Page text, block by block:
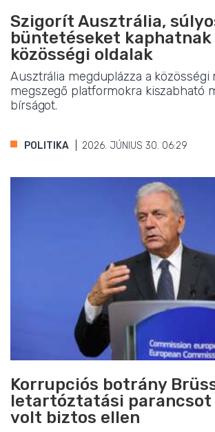
Szigorít Ausztrália,
büntetéseket kaphatnak
közösségi oldalak
Ausztrália megduplázza a
megszegő platformokra kiszabható
bírságot.
POLITIKA 2026. JÚNIUS 30. 06:29
Korrupciós botrány
letartóztatási parancsot
volt biztos ellen